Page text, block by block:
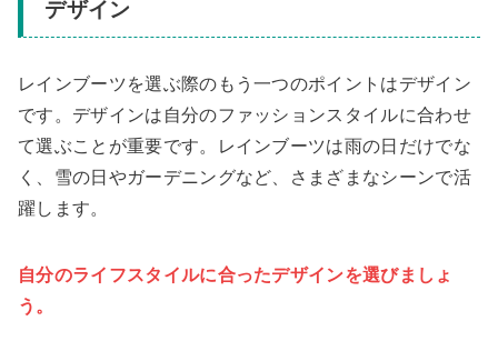
デザイン
レインブーツを選ぶ際のもう一つのポイントはデザイン
です。デザインは自分のファッションスタイルに合わせ
て選ぶことが重要です。レインブーツは雨の日だけでな
く、雪の日やガーデニングなど、さまざまなシーンで活
躍します。
自分のライフスタイルに合ったデザインを選びましょ
う。